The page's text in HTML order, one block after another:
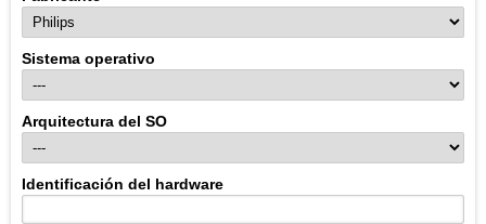
Sistema operativo
Arquitectura del SO
Identificación del hardware